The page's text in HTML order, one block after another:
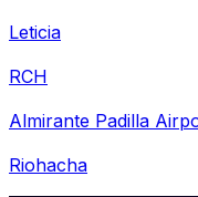
Leticia
RCH
Almirante Padilla
Riohacha